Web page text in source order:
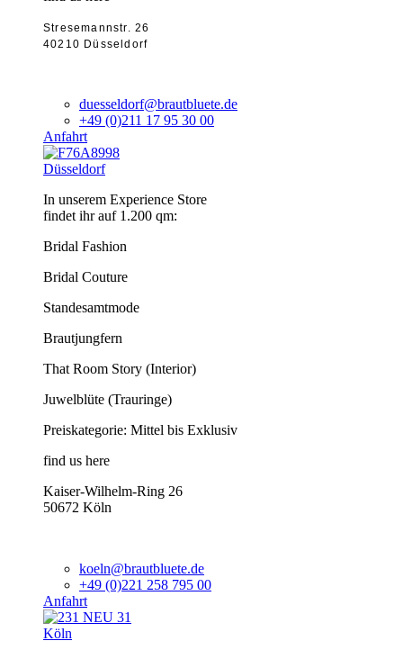
Stresemannstr. 26
40210 Düsseldorf
duesseldorf@brautbluete.de
+49 (0)211 17 95 30 00
Anfahrt
Düsseldorf
In unserem Experience Store
findet ihr auf 1.200 qm:
Bridal Fashion
Bridal Couture
Standesamtmode
Brautjungfern
That Room Story (Interior)
Juwelblüte (Trauringe)
Preiskategorie: Mittel bis Exklusiv
find us here
Kaiser-Wilhelm-Ring 26
50672 Köln
koeln@brautbluete.de
+49 (0)221 258 795 00
Anfahrt
Köln